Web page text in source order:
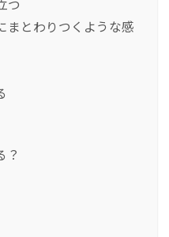
つ
まとわりつくような感
？